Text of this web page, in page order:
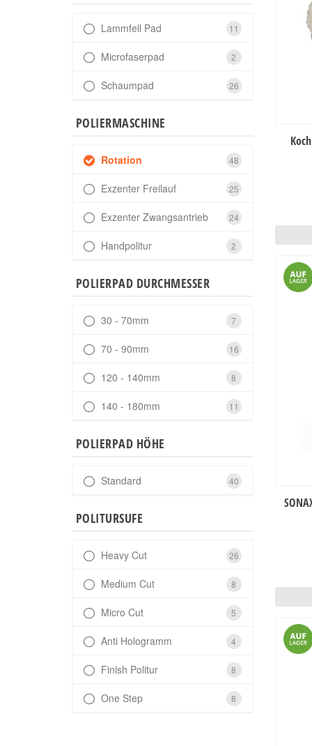
11
Lammfell Pad
2
Microfaserpad
26
Schaumpad
POLIERMASCHINE
48
Rotation
25
Exzenter Freilauf
24
Exzenter Zwangsantrieb
2
Handpolitur
POLIERPAD DURCHMESSER
7
30 - 70mm
16
70 - 90mm
8
120 - 140mm
11
140 - 180mm
POLIERPAD HÖHE
40
Standard
POLITURSUFE
26
Heavy Cut
8
Medium Cut
5
Micro Cut
4
Anti Hologramm
8
Finish Politur
8
One Step